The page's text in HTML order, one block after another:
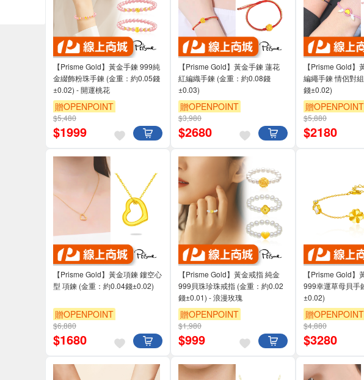
【Prisme Gold】黃金手鍊 999純
金綴飾粉珠手鍊 (金重：約0.05錢
±0.02) - 開運桃花
贈OPENPOINT
$5,480
$1999
【Prisme Gold】黃金手鍊 蓮花
紅編織手鍊 (金重：約0.08錢
±0.03)
贈OPENPOINT
$3,980
$2680
【Prisme Gold】
編繩手鍊 情侶對
錢±0.02)
贈OPENPOINT
$5,880
$2180
【Prisme Gold】黃金項鍊 鏤空心
型 項鍊 (金重：約0.04錢±0.02)
贈OPENPOINT
$6,880
$1680
【Prisme Gold】黃金戒指 純金
999貝珠珍珠戒指 (金重：約0.02
錢±0.01) - 浪漫玫瑰
贈OPENPOINT
$1,980
$999
【Prisme Gold】
999幸運草母貝手
±0.02)
贈OPENPOINT
$4,880
$3280